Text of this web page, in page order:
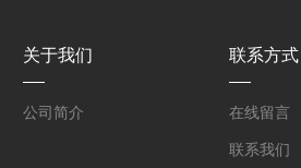
关于我们
公司简介
联系方式
在线留言
联系我们